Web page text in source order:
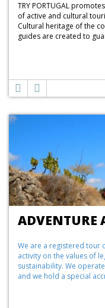
TRY PORTUGAL
of active and cultural
Cultural heritage of the
guides are created to
ADVENTURE
We are a registered tour
activity on the values of
sustainability. We
and we hold a special